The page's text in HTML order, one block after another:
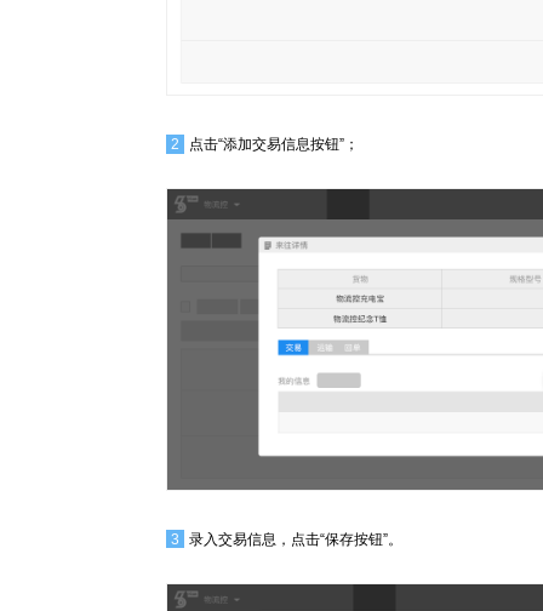
2 点击“添加交易信息按钮”；
3 录入交易信息，点击“保存按钮”。